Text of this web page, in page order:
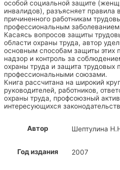
особой социальной защите
инвалидов), разъясняет
причиненного работникам
профессиональным
Касаясь вопросов защиты
области охраны труда, автор
основным способам защиты этих
надзор и контроль за
охраны труда и защита трудовых
профессиональными союзами.
Книга рассчитана на широкий
руководителей, работников,
охраны труда, профсоюзный
интересующихся
Автор Шептулина
Год издания 2007